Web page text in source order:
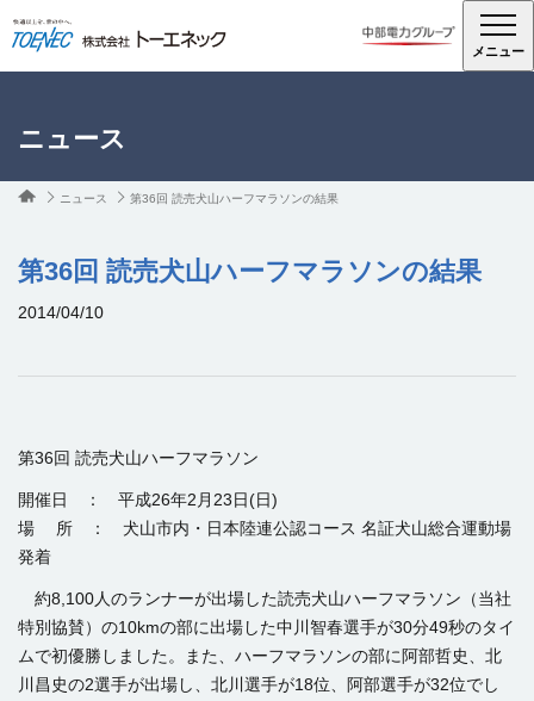
メニュー
ニュース
ニュース 第36回 読売犬山ハーフマラソンの結果
第36回 読売犬山ハーフマラソンの結果
2014/04/10
第36回 読売犬山ハーフマラソン
開催日 ： 平成26年2月23日(日)
場 所 ： 犬山市内・日本陸連公認コース 名証犬山総合運動場
発着
約8,100人のランナーが出場した読売犬山ハーフマラソン（当社
特別協賛）の10kmの部に出場した中川智春選手が30分49秒のタイ
ムで初優勝しました。また、ハーフマラソンの部に阿部哲史、北
川昌史の2選手が出場し、北川選手が18位、阿部選手が32位でし